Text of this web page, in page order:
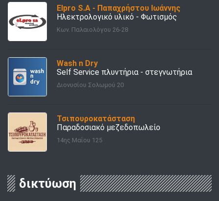
Elpro S.A - Παπαχρήστου Ιωάννης
Ηλεκτρολογικό υλικό - Φωτισμός
Κων. Παλαιολόγου 26-28
Wash n Dry
Self Service πλυντήρια - στεγνωτήρια
Διονυσίου Σολωμού 20
Τσιπουροκατάσταση
Παραδοσιακό μεζεδοπωλείο
14ης Μαΐου 125
δικτύωση